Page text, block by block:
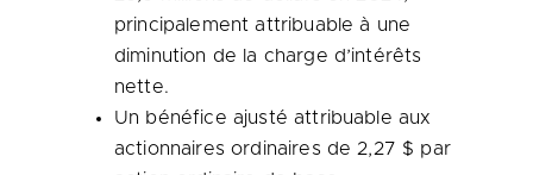
principalement attribuable à une
diminution de la charge d’intérêts
nette.
Un bénéfice ajusté attribuable aux
actionnaires ordinaires de 2,27 $ par